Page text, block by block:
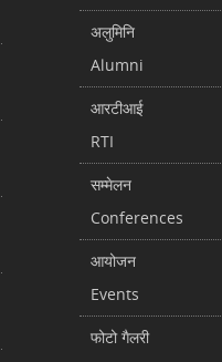
अलुमिनि
Alumni
आरटीआई
RTI
सम्मेलन
Conferences
आयोजन
Events
फोटो गैलरी